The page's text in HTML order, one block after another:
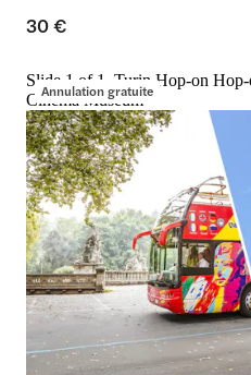
30 €
Annulation gratuite
Slide 1 of 1, Turin Hop-on
Cinema Museum